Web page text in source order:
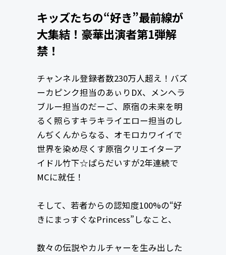
キッズたちの“好き”最前線が
大集結！豪華出演者第1弾解
禁！
チャンネル登録者数230万人超え！バズ
ーカピンク担当のあぃりDX、メンヘラ
ブルー担当のだーご、原宿の未来を明
るく照らすキラキライエロー担当のし
んぢくんからなる、オモロカワイイで
世界を染め尽くす原宿クリエイターア
イドル竹下☆ぱらだいすが2年連続で
MCに就任！
そして、若者からの認知度100%の“好
きにまっすぐなPrincess”しなこと、
数々の伝説やカルチャーを生み出した